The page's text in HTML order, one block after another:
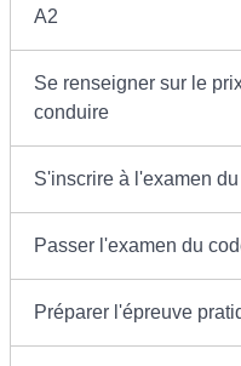
A2
Se renseigner sur le
conduire
S'inscrire à l'examen
Passer l'examen du
Préparer l'épreuve